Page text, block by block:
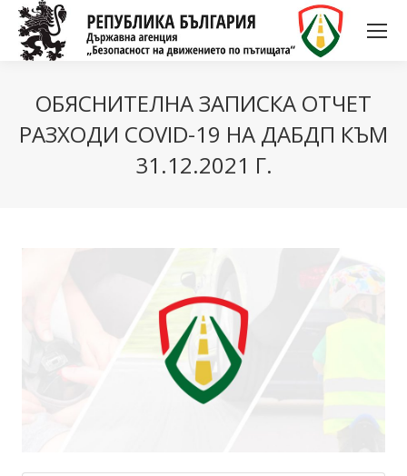
ОБЯСНИТЕЛНА ЗАПИСКА ОТЧЕТ
РАЗХОДИ COVID-19 НА ДАБДП КЪМ
31.12.2021 Г.